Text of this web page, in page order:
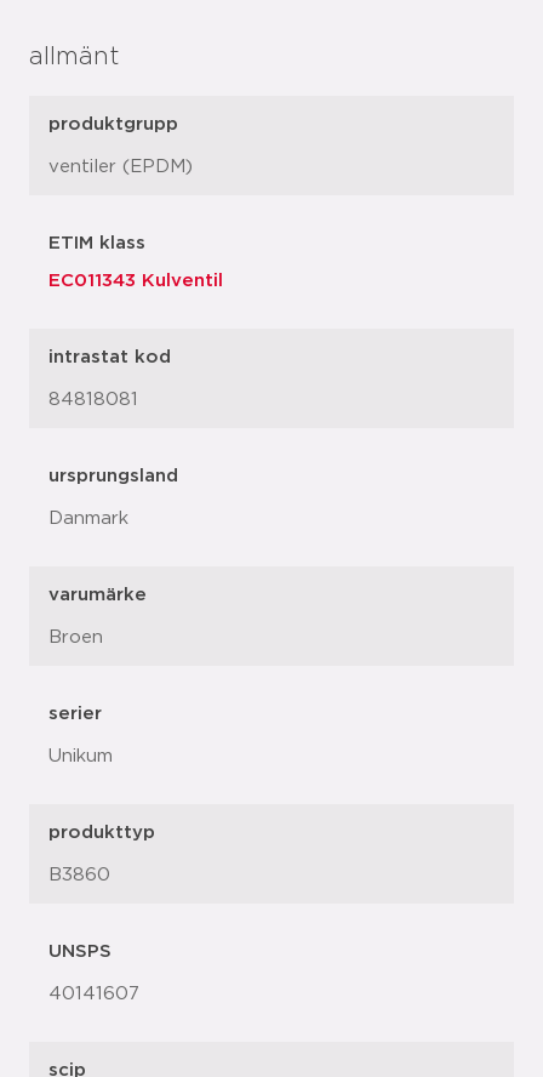
allmänt
produktgrupp
ventiler (EPDM)
ETIM klass
EC011343 Kulventil
intrastat kod
84818081
ursprungsland
Danmark
varumärke
Broen
serier
Unikum
produkttyp
B3860
UNSPS
40141607
scip